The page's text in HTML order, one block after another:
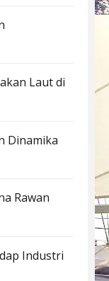
Laut di
Dinamika
Rawan
Industri